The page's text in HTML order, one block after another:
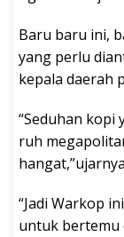
Baru baru ini,
yang perlu
kepala daerah
“Seduhan kopi
ruh
“Jadi Warkop
untuk bertemu